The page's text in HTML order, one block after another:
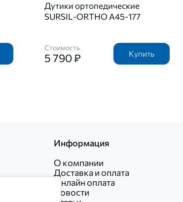
Дутики ортопедические
SURSIL-ORTHO A45-177
Стоимость
5 790 ₽ Купить
Информация
О компании
Доставка и оплата
Онлайн оплата
Новости